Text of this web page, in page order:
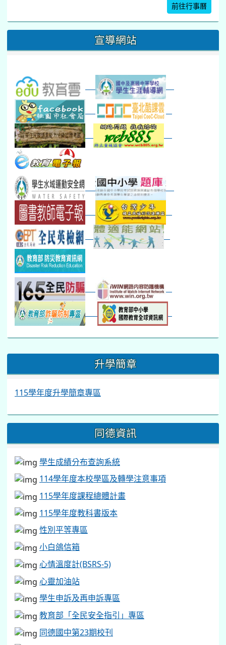
暑期體育育樂營結束
21 22
桃園市運動會
數感實驗夏令營(整天)
新生智力測驗補測(...
下午-新進教師研習
教師備課會議
新生訓練(整天)新生訓練(~12:00)
下午-校務會議14:00-
八九年級返校8-9
防災演練工作分配及...
30 31 2 3
本週_健康檢查週各班器材負責人訓練
發放班級書箱及晨讀...
技藝教育學程說明會...
12:30幹部訓練七年級新生健檢
本週_友善校園週收學生證、換補教科...
本週_圖書館開放借...
開學日
第一週
超額比序暨免試入學...
前往行事曆
宣導網站
::: 升學簡章
115學年度升學簡章專區
同德資訊
學生成績分布查詢系統
114學年度本校學區及轉學注意事項
115學年度課程總體計畫
115學年度教科書版本
性別平等專區
小白鴿信箱
心情溫度計(BSRS-5)
心靈加油站
學生申訴及再申訴專區
教育部「全民安全指引」專區
同德國中第23期校刊